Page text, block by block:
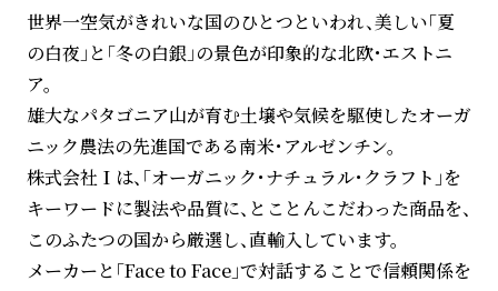
世界一空気がきれいな国のひとつといわれ、美しい「夏
の白夜」と「冬の白銀」の景色が印象的な北欧・エストニ
ア。
雄大なパタゴニア山が育む土壌や気候を駆使したオーガ
ニック農法の先進国である南米・アルゼンチン。
株式会社Ｉは、「オーガニック・ナチュラル・クラフト」を
キーワードに製法や品質に、とことんこだわった商品を、
このふたつの国から厳選し、直輸入しています。
メーカーと「Face to Face」で対話することで信頼関係を